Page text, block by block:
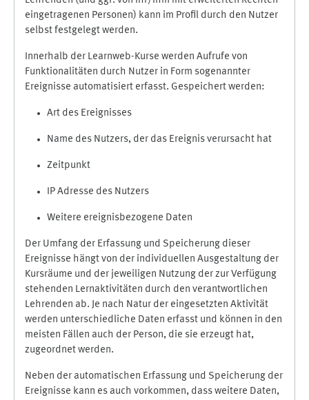
eingetragenen Personen) kann im Profil durch den Nutzer
selbst festgelegt werden.
Innerhalb der Learnweb-Kurse werden Aufrufe von
Funktionalitäten durch Nutzer in Form sogenannter
Ereignisse automatisiert erfasst. Gespeichert werden:
Art des Ereignisses
Name des Nutzers, der das Ereignis verursacht hat
Zeitpunkt
IP Adresse des Nutzers
Weitere ereignisbezogene Daten
Der Umfang der Erfassung und Speicherung dieser
Ereignisse hängt von der individuellen Ausgestaltung der
Kursräume und der jeweiligen Nutzung der zur Verfügung
stehenden Lernaktivitäten durch den verantwortlichen
Lehrenden ab. Je nach Natur der eingesetzten Aktivität
werden unterschiedliche Daten erfasst und können in den
meisten Fällen auch der Person, die sie erzeugt hat,
zugeordnet werden.
Neben der automatischen Erfassung und Speicherung der
Ereignisse kann es auch vorkommen, dass weitere Daten,